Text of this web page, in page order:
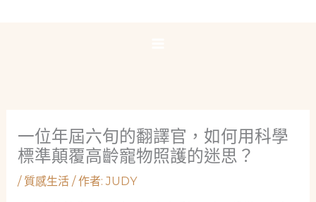
一位年屆六旬的翻譯官，如何用科學
標準顛覆高齡寵物照護的迷思？
/ 質感生活/ 作者:JUDY